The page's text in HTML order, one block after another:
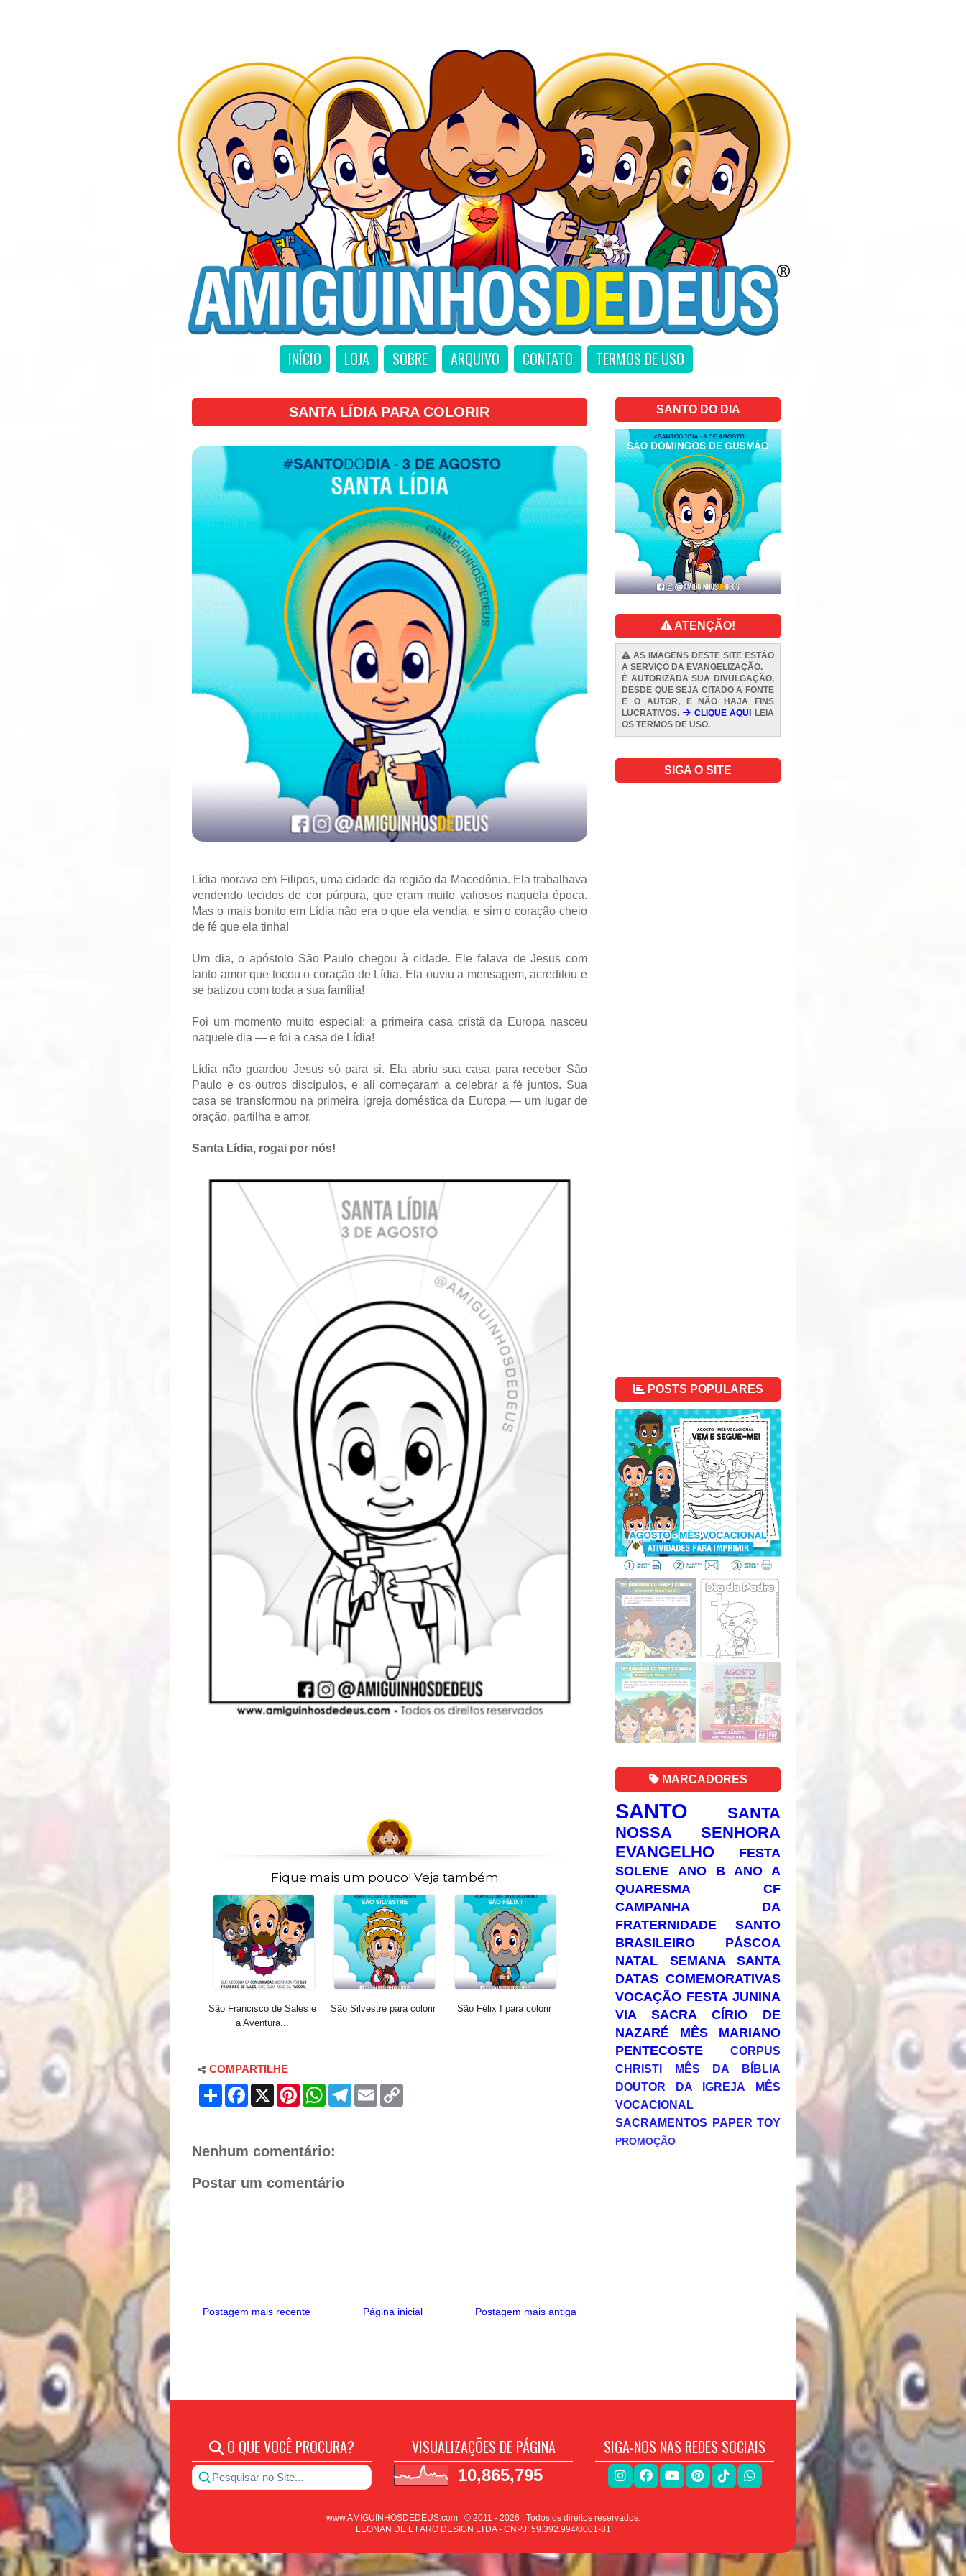
INÍCIO LOJA SOBRE ARQUIVO CONTATO TERMOS DE USO
SANTA LÍDIA PARA COLORIR
Lídia morava em Filipos, uma cidade da região da Macedônia. Ela trabalhava
vendendo tecidos de cor púrpura, que eram muito valiosos naquela época.
Mas o mais bonito em Lídia não era o que ela vendia, e sim o coração cheio
de fé que ela tinha!
Um dia, o apóstolo São Paulo chegou à cidade. Ele falava de Jesus com
tanto amor que tocou o coração de Lídia. Ela ouviu a mensagem, acreditou e
se batizou com toda a sua família!
Foi um momento muito especial: a primeira casa cristã da Europa nasceu
naquele dia — e foi a casa de Lídia!
Lídia não guardou Jesus só para si. Ela abriu sua casa para receber São
Paulo e os outros discípulos, e ali começaram a celebrar a fé juntos. Sua
casa se transformou na primeira igreja doméstica da Europa — um lugar de
oração, partilha e amor.
Santa Lídia, rogai por nós!
Fique mais um pouco! Veja também:
São Francisco de Sales e
a Aventura...
São Silvestre para colorir São Félix I para colorir
COMPARTILHE
S
F
X
P
r
e
t
W
A
p
T
E
m
Nenhum comentário:
Postar um comentário
Postagem mais recente Postagem mais antiga
Página inicial
SANTO DO DIA
ATENÇÃO!
AS IMAGENS DESTE SITE ESTÃO
A SERVIÇO DA EVANGELIZAÇÃO.
É AUTORIZADA SUA DIVULGAÇÃO,
DESDE QUE SEJA CITADO A FONTE
E O AUTOR, E NÃO HAJA FINS
LUCRATIVOS.
CLIQUE AQUI
LEIA
OS TERMOS DE USO.
SIGA O SITE
POSTS POPULARES
MARCADORES
SANTO
SANTA
NOSSA SENHORA
EVANGELHO
FESTA
SOLENE
ANO B
ANO A
QUARESMA
CF
CAMPANHA DA
FRATERNIDADE
SANTO
BRASILEIRO
PÁSCOA
NATAL
SEMANA SANTA
DATAS COMEMORATIVAS
VOCAÇÃO FESTA JUNINA
VIA SACRA
CÍRIO DE
NAZARÉ
MÊS MARIANO
PENTECOSTE
CORPUS
CHRISTI
MÊS DA BÍBLIA
DOUTOR DA IGREJA
MÊS
VOCACIONAL
SACRAMENTOS PAPER TOY
PROMOÇÃO
O QUE VOCÊ PROCURA?
Pesquisar no Site...
VISUALIZAÇÕES DE PÁGINA
10,865,795
SIGA-NOS NAS REDES SOCIAIS
www.AMIGUINHOSDEDEUS.com | © 2011 - 2026 | Todos os direitos reservados.
LEONAN DE L FARO DESIGN LTDA - CNPJ: 59.392.994/0001-81